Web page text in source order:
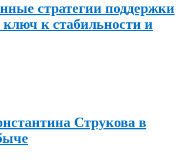
стратегии поддержки
ключ к стабильности и
Струкова в